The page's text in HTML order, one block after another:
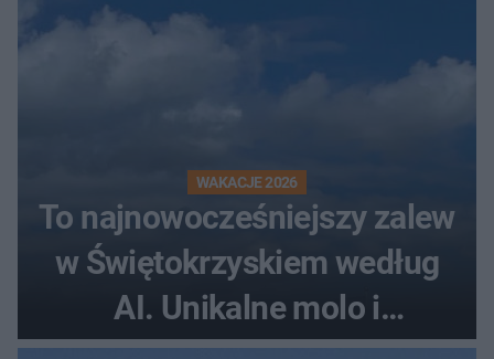
WAKACJE 2026
To najnowocześniejszy zalew
w Świętokrzyskiem według
AI. Unikalne molo i